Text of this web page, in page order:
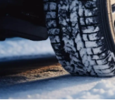
Bestel
Gratis bezorgd of
Seizoen: